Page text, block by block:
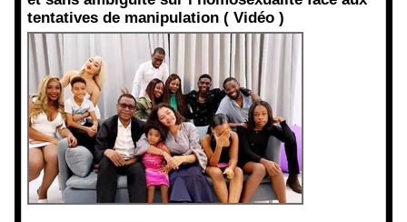
tentatives de manipulation ( Vidéo )